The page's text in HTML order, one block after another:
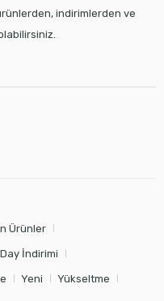
indirimlerden ve
Ürünler
İndirimi
Yeni Yükseltme